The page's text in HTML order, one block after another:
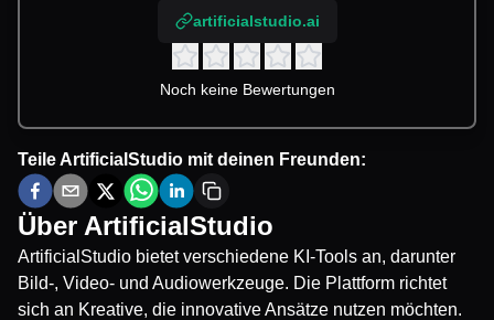
artificialstudio.ai
Noch keine Bewertungen
TeileArtificialStudio mit deinen Freunden:
Über ArtificialStudio
ArtificialStudio bietet verschiedene KI-Tools an, darunter
Bild-, Video- und Audiowerkzeuge. Die Plattform richtet
sich an Kreative, die innovative Ansätze nutzen möchten.